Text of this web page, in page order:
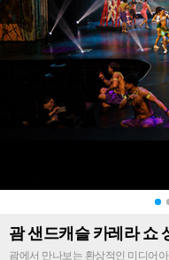
괌 샌드캐슬 카레라 쇼
괌에서 만나보는 환상적인 미디어